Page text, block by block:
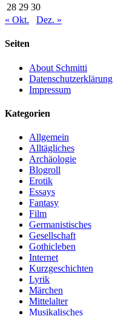
28 29 30
« Okt.
Dez. »
Seiten
About Schmitti
Datenschutzerklärung
Impressum
Kategorien
Allgemein
Alltägliches
Archäologie
Blogroll
Erotik
Essays
Fantasy
Film
Germanistisches
Gesellschaft
Gothicleben
Internet
Kurzgeschichten
Lyrik
Märchen
Mittelalter
Musikalisches